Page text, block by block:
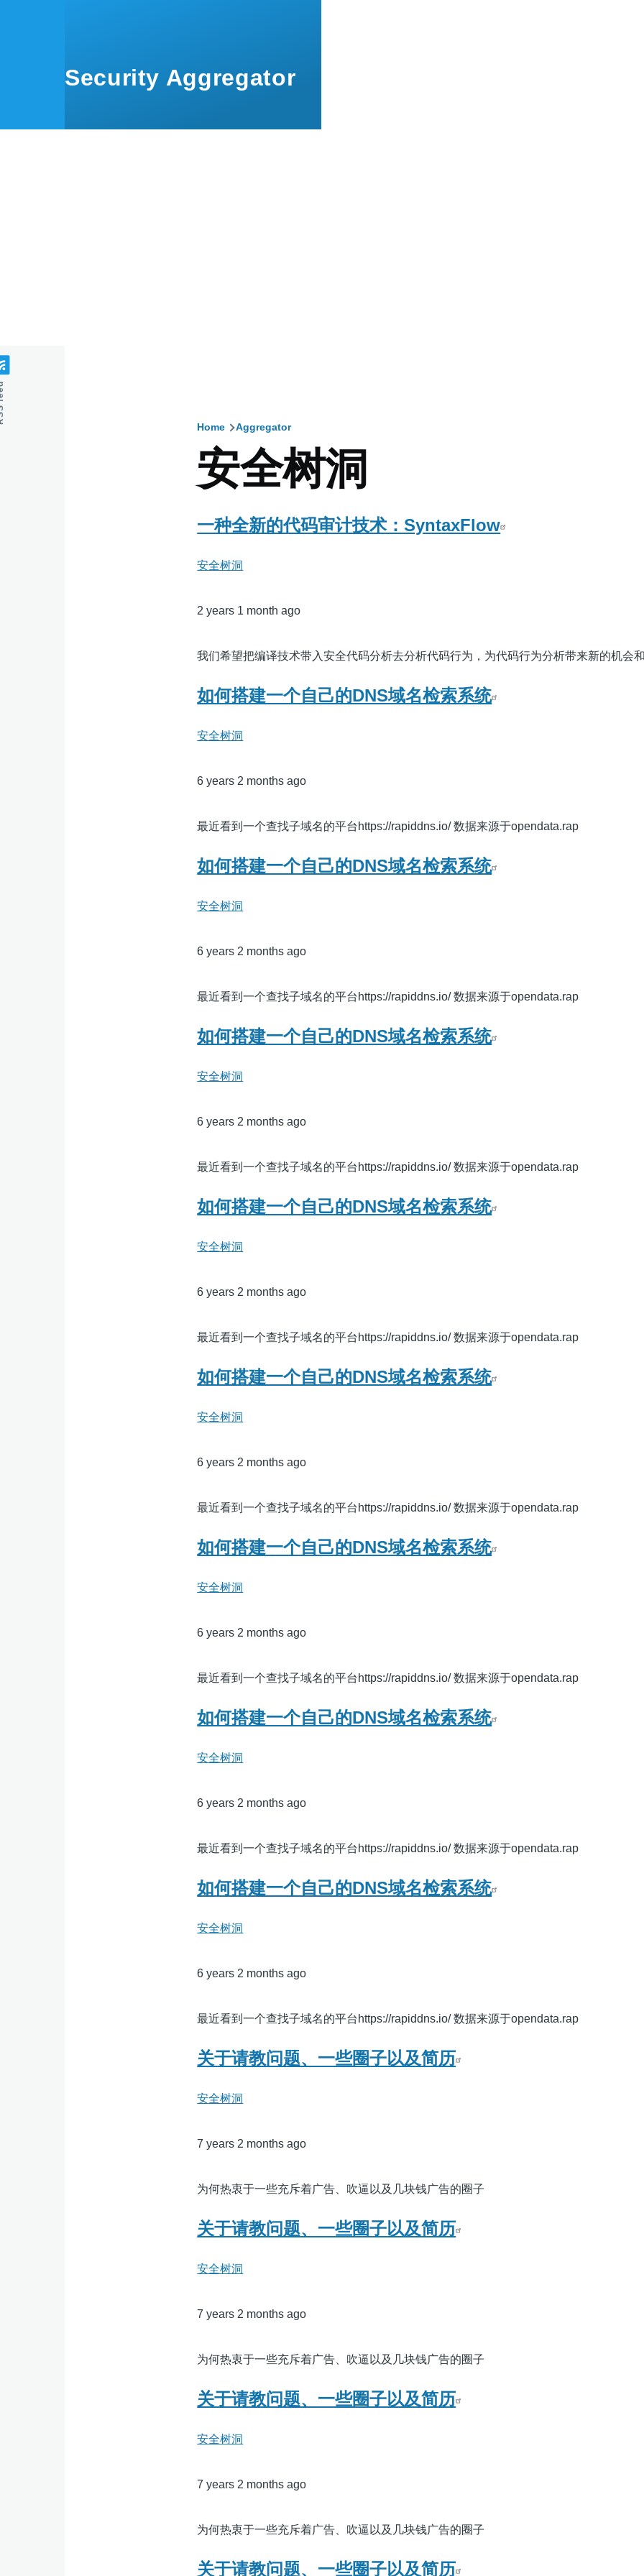
Security Aggregator
Breadcrumb
Home Aggregator
安全树洞
一种全新的代码审计技术：SyntaxFlow
安全树洞
2 years 1 month ago
我们希望把编译技术带入安全代码分析去分析代码行为，为代码行为分析带来新的机会
如何搭建一个自己的DNS域名检索系统
安全树洞
6 years 2 months ago
最近看到一个查找子域名的平台https://rapiddns.io/ 数据来源于opendata.rap
如何搭建一个自己的DNS域名检索系统
安全树洞
6 years 2 months ago
最近看到一个查找子域名的平台https://rapiddns.io/ 数据来源于opendata.rap
如何搭建一个自己的DNS域名检索系统
安全树洞
6 years 2 months ago
最近看到一个查找子域名的平台https://rapiddns.io/ 数据来源于opendata.rap
如何搭建一个自己的DNS域名检索系统
安全树洞
6 years 2 months ago
最近看到一个查找子域名的平台https://rapiddns.io/ 数据来源于opendata.rap
如何搭建一个自己的DNS域名检索系统
安全树洞
6 years 2 months ago
最近看到一个查找子域名的平台https://rapiddns.io/ 数据来源于opendata.rap
如何搭建一个自己的DNS域名检索系统
安全树洞
6 years 2 months ago
最近看到一个查找子域名的平台https://rapiddns.io/ 数据来源于opendata.rap
如何搭建一个自己的DNS域名检索系统
安全树洞
6 years 2 months ago
最近看到一个查找子域名的平台https://rapiddns.io/ 数据来源于opendata.rap
如何搭建一个自己的DNS域名检索系统
安全树洞
6 years 2 months ago
最近看到一个查找子域名的平台https://rapiddns.io/ 数据来源于opendata.rap
关于请教问题、一些圈子以及简历
安全树洞
7 years 2 months ago
为何热衷于一些充斥着广告、吹逼以及几块钱广告的圈子
关于请教问题、一些圈子以及简历
安全树洞
7 years 2 months ago
为何热衷于一些充斥着广告、吹逼以及几块钱广告的圈子
关于请教问题、一些圈子以及简历
安全树洞
7 years 2 months ago
为何热衷于一些充斥着广告、吹逼以及几块钱广告的圈子
关于请教问题、一些圈子以及简历